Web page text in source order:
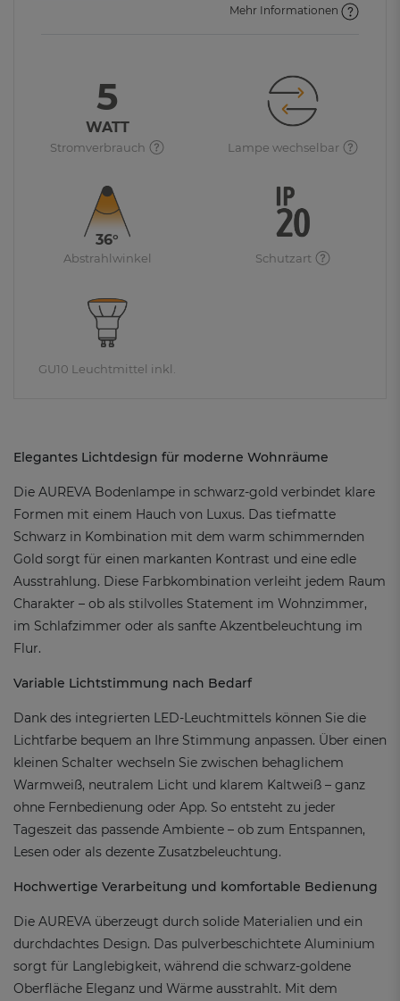
Mehr Informationen
5
WATT
Stromverbrauch Lampe wechselbar
36°
Abstrahlwinkel Schutzart
GU10 Leuchtmittel inkl.
Elegantes Lichtdesign für moderne Wohnräume
Die AUREVA Bodenlampe in schwarz-gold verbindet klare
Formen mit einem Hauch von Luxus. Das tiefmatte
Schwarz in Kombination mit dem warm schimmernden
Gold sorgt für einen markanten Kontrast und eine edle
Ausstrahlung. Diese Farbkombination verleiht jedem Raum
Charakter – ob als stilvolles Statement im Wohnzimmer,
im Schlafzimmer oder als sanfte Akzentbeleuchtung im
Flur.
Variable Lichtstimmung nach Bedarf
Dank des integrierten LED-Leuchtmittels können Sie die
Lichtfarbe bequem an Ihre Stimmung anpassen. Über einen
kleinen Schalter wechseln Sie zwischen behaglichem
Warmweiß, neutralem Licht und klarem Kaltweiß – ganz
ohne Fernbedienung oder App. So entsteht zu jeder
Tageszeit das passende Ambiente – ob zum Entspannen,
Lesen oder als dezente Zusatzbeleuchtung.
Hochwertige Verarbeitung und komfortable Bedienung
Die AUREVA überzeugt durch solide Materialien und ein
durchdachtes Design. Das pulverbeschichtete Aluminium
sorgt für Langlebigkeit, während die schwarz-goldene
Oberfläche Eleganz und Wärme ausstrahlt. Mit dem